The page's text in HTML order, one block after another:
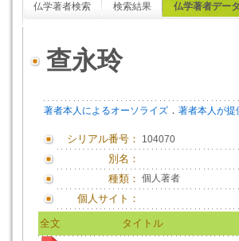
仏学著者検索 検索結果 仏学著者デー
查永玲
著者本人によるオーソライズ ． 著者本人が提
シリアル番号： 104070
別名：
種類： 個人著者
個人サイト：
全文 タイトル